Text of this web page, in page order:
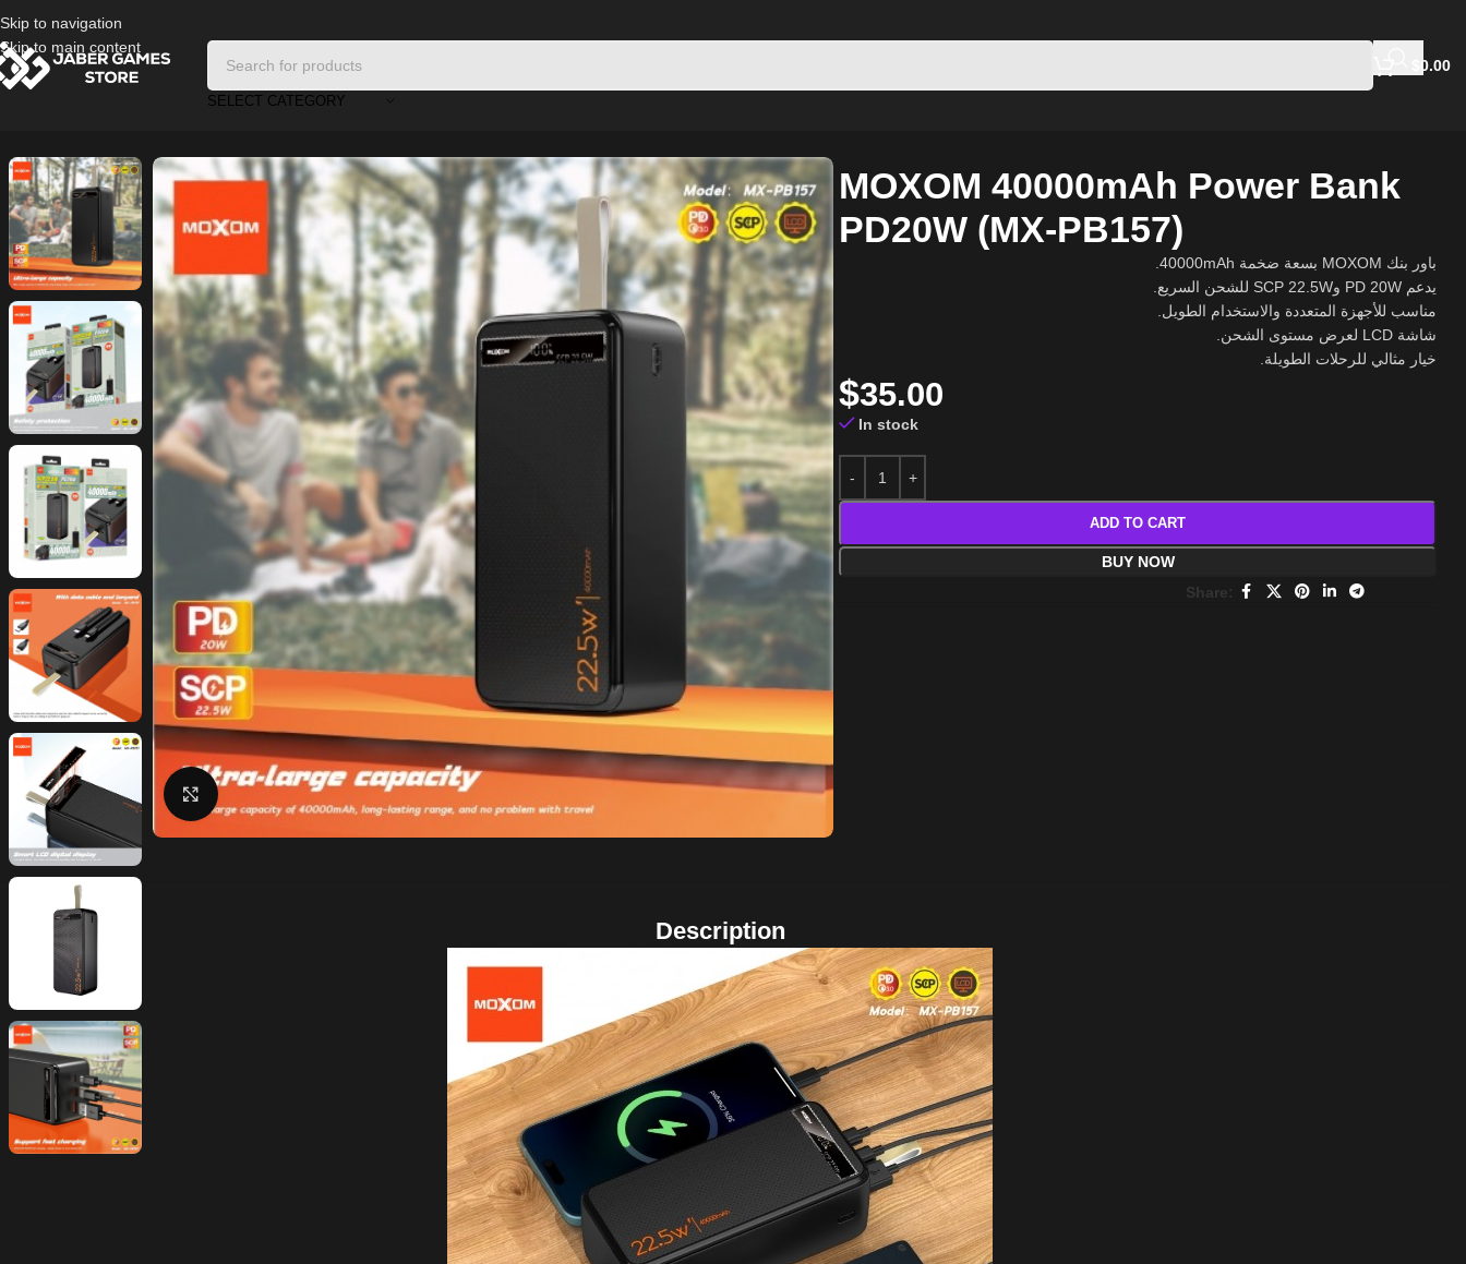
Skip to navigation
Skip to main content
SELECT CATEGORY
0.00
MOXOM 40000mAh Power Bank PD20W (MX-PB157)
Click to enlarge
MOXOM 40000mAh Power Bank
PD20W (MX-PB157)
باور بنك MOXOM بسعة ضخمة 40000mAh.
يدعم PD 20W وSCP 22.5W للشحن السريع.
مناسب للأجهزة المتعددة والاستخدام الطويل.
شاشة LCD لعرض مستوى الشحن.
خيار مثالي للرحلات الطويلة.
$35.00
In stock
ADD TO CART
BUY NOW
Share:
Description